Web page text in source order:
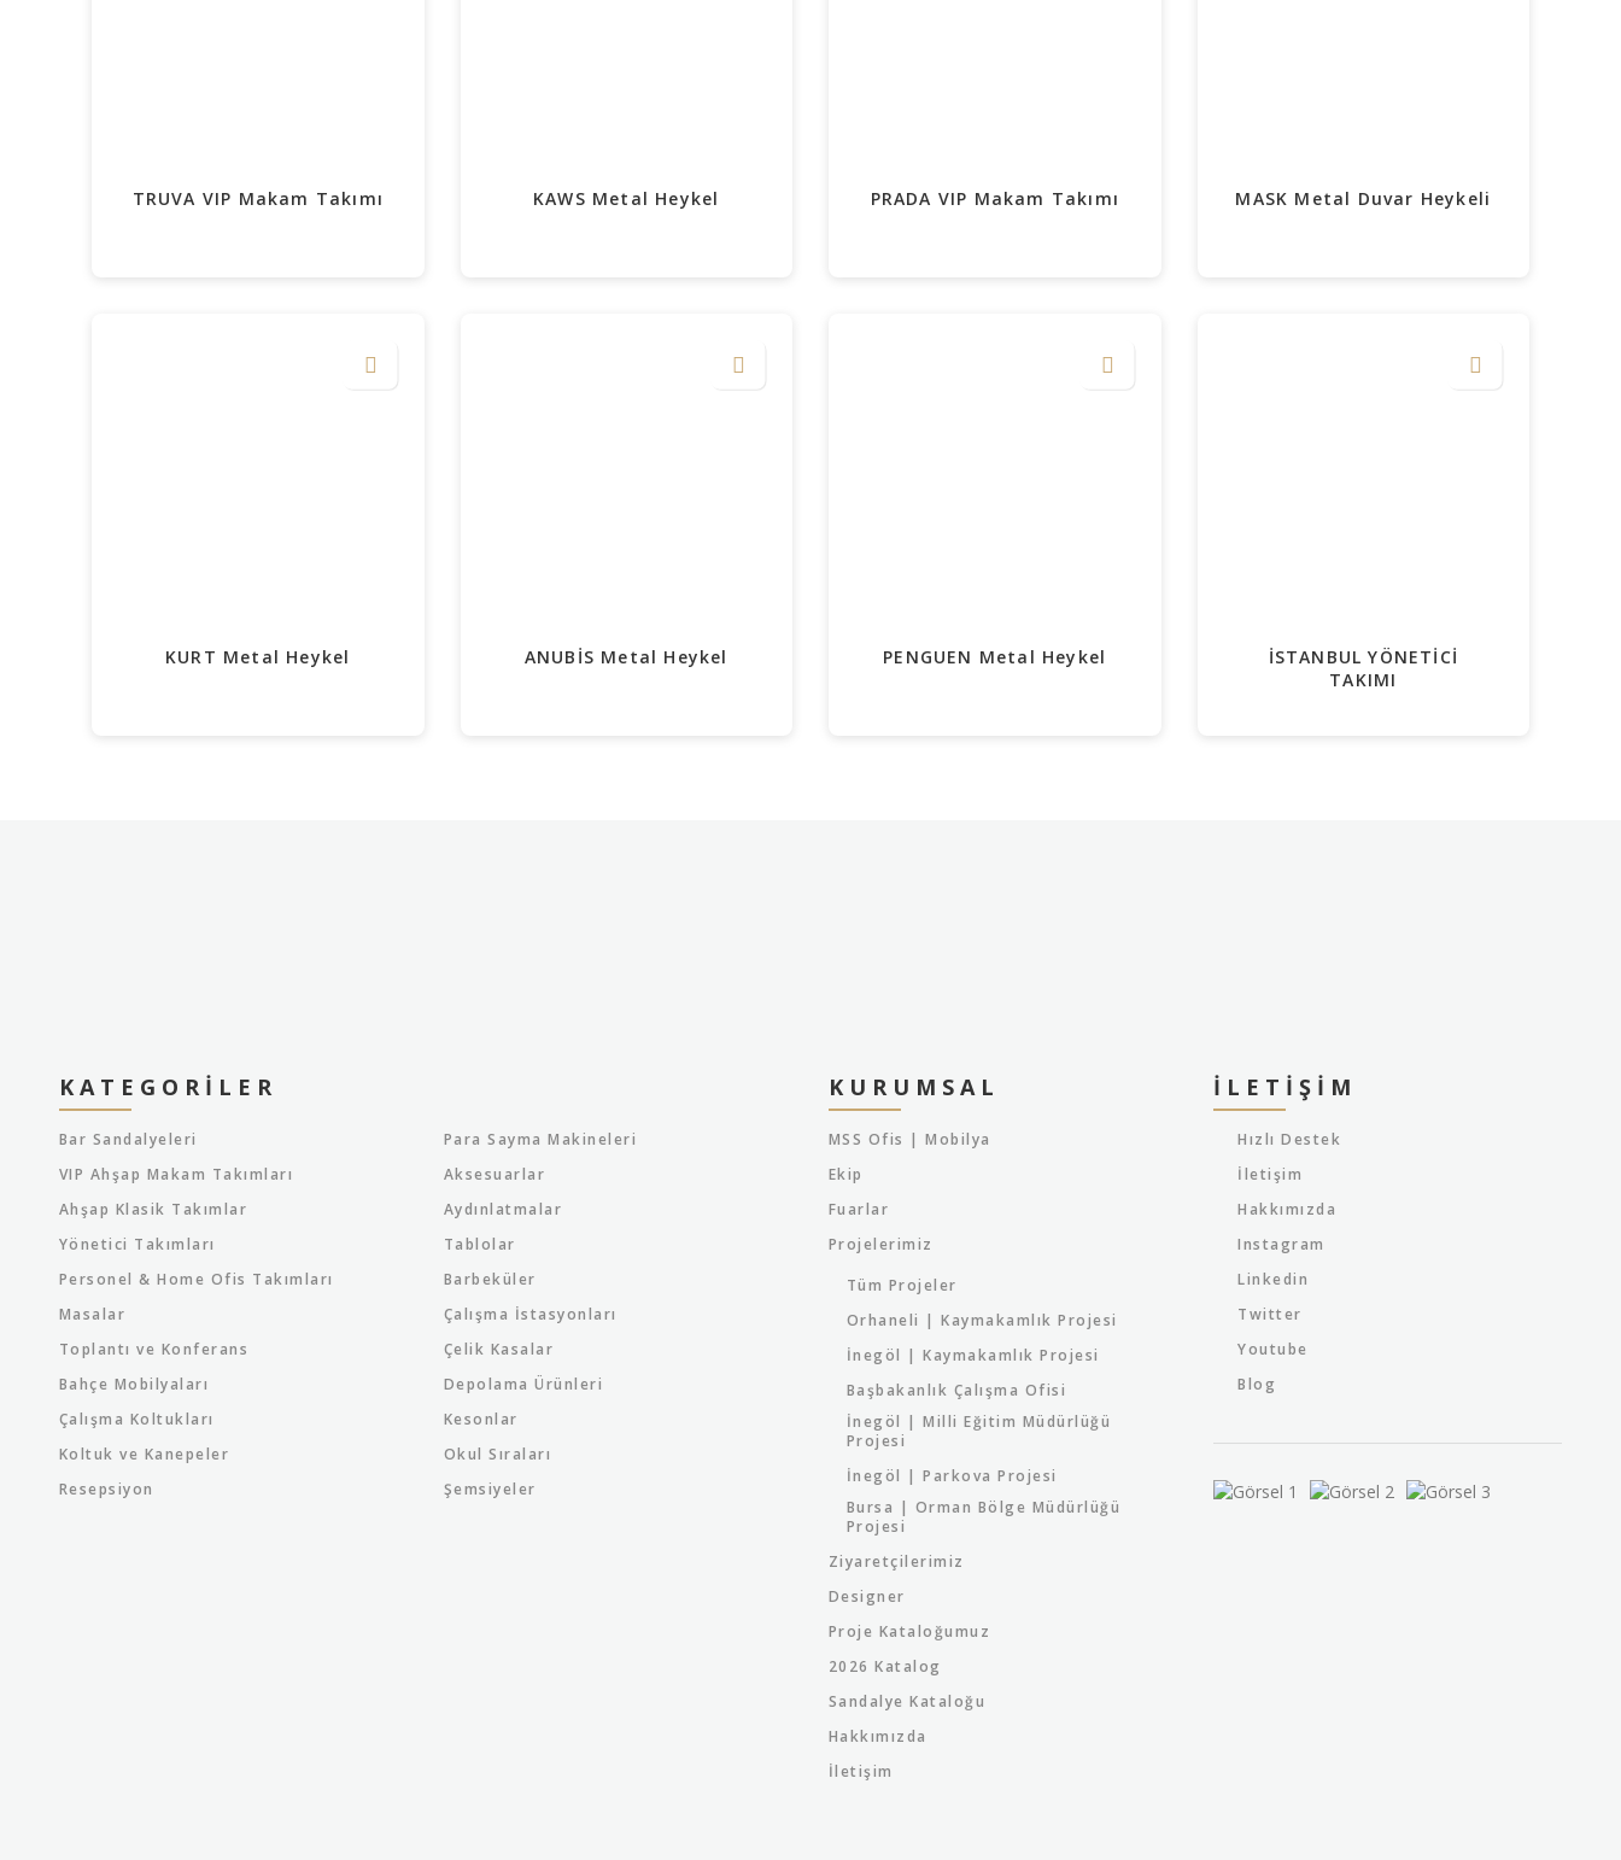
TRUVA VIP Makam Takımı KAWS Metal Heykel PRADA VIP Makam Takımı MASK Metal Duvar Heykeli
KURT Metal Heykel ANUBİS Metal Heykel PENGUEN Metal Heykel
İSTANBUL YÖNETİCİ
TAKIMI
KATEGORILER
Bar Sandalyeleri
VIP Ahşap Makam Takımları
Ahşap Klasik Takımlar
Yönetici Takımları
Personel & Home Ofis Takımları
Masalar
Toplantı ve Konferans
Bahçe Mobilyaları
Çalışma Koltukları
Koltuk ve Kanepeler
Resepsiyon
Para Sayma Makineleri
Aksesuarlar
Aydınlatmalar
Tablolar
Barbeküler
Çalışma İstasyonları
Çelik Kasalar
Depolama Ürünleri
Kesonlar
Okul Sıraları
Şemsiyeler
KURUMSAL
MSS Ofis | Mobilya
Ekip
Fuarlar
Projelerimiz
Tüm Projeler
Orhaneli | Kaymakamlık Projesi
İnegöl | Kaymakamlık Projesi
Başbakanlık Çalışma Ofisi
İnegöl | Milli Eğitim Müdürlüğü
Projesi
İnegöl | Parkova Projesi
Bursa | Orman Bölge Müdürlüğü
Projesi
Ziyaretçilerimiz
Designer
Proje Kataloğumuz
2026 Katalog
Sandalye Kataloğu
Hakkımızda
İletişim
İLETIŞIM
Hızlı Destek
İletişim
Hakkımızda
Instagram
Linkedin
Twitter
Youtube
Blog